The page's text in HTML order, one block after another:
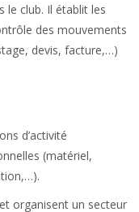
le club. Il établit les
des mouvements
devis, facture,…)
d’activité
(matériel,
organisent un secteur